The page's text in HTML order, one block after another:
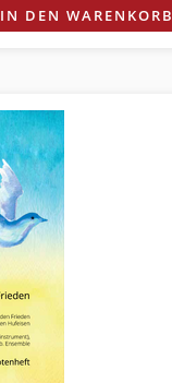
IN DEN WARENKORB